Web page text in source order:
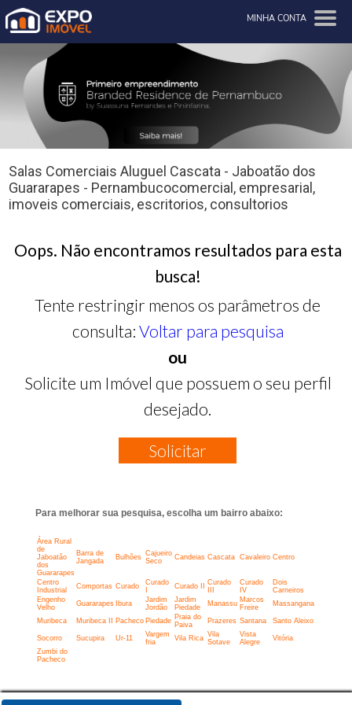
MINHA CONTA
Salas Comerciais Aluguel Cascata - Jaboatão dos
Guararapes - Pernambucocomercial, empresarial,
imoveis comerciais, escritorios, consultorios
Oops. Não encontramos resultados para esta
busca!
Tente restringir menos os parâmetros de
consulta: Voltar para pesquisa
ou
Solicite um Imóvel que possuem o seu perfil
desejado.
Solicitar
Para melhorar sua pesquisa, escolha um bairro abaixo:
Área Rural
de
Jaboatão
dos
Guararapes
Barra de
Jangada
Bulhões Cajueiro
Seco
Candeias Cascata Cavaleiro Centro
Centro
Industrial
Comportas Curado
Curado
Curado II
Curado
Curado
IV
Dois
Carneiros
Engenho
Velho
Guararapes Ibura
Jardim
Jordão
Jardim
Piedade
Manassu Marcos
Freire
Massangana
Muribeca Muribeca II Pacheco Piedade Praia do
Paiva
Prazeres Santana Santo Aleixo
Socorro Sucupira Ur-11
Vargem
fria
Vila Rica Vila
Sotave
Vista
Alegre
Vitória
Zumbi do
Pacheco